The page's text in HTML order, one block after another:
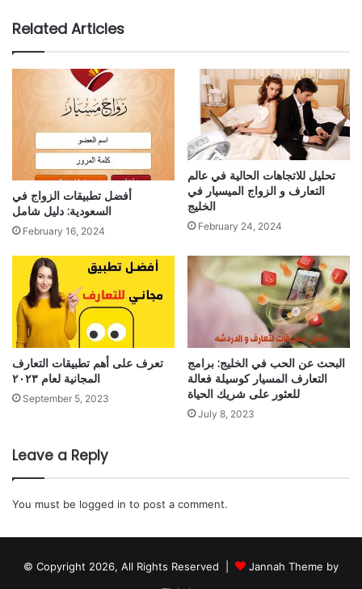
Related Articles
أفضل تطبيقات الزواج في
السعودية: دليل شامل
February 16, 2024
تحليل للاتجاهات الحالية في عالم
التعارف و الزواج الميسيار في
الخليج
February 24, 2024
تعرف على أهم تطبيقات التعارف
المجانية لعام ٢٠٢٣
September 5, 2023
البحث عن الحب في الخليج: برامج
التعارف المسيار كوسيلة فعالة
للعثور على شريك الحياة
July 8, 2023
Leave a Reply
You must be logged in to post a comment.
© Copyright 2026, All Rights Reserved |
Jannah Theme by